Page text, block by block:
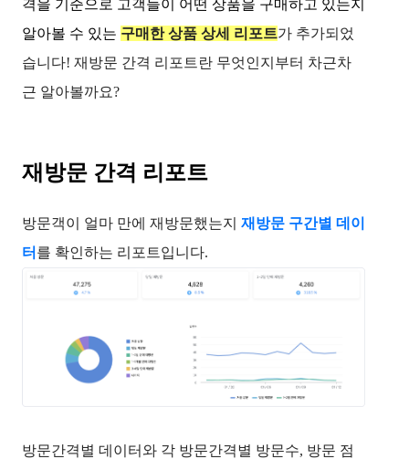
격을 기준으로 고객들이 어떤 상품을 구매하고 있는지
알아볼 수 있는 구매한 상품 상세 리포트가 추가되었
습니다! 재방문 간격 리포트란 무엇인지부터 차근차
근 알아볼까요?
재방문 간격 리포트
방문객이 얼마 만에 재방문했는지 재방문 구간별 데이
터 를 확인하는 리포트입니다.
방문간격별 데이터 와 각 방문간격별 방문수, 방문 점